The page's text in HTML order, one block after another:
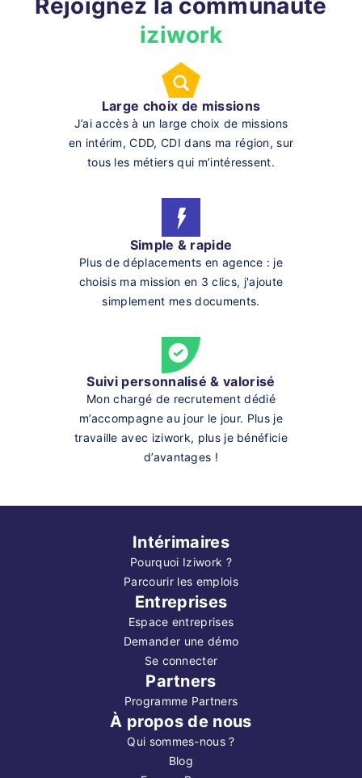
Rejoignez la communauté
iziwork
Large choix de missions
J’ai accès à un large choix de missions
en intérim, CDD, CDI dans ma région, sur
tous les métiers qui m’intéressent.
Simple & rapide
Plus de déplacements en agence : je
choisis ma mission en 3 clics, j'ajoute
simplement mes documents.
Suivi personnalisé & valorisé
Mon chargé de recrutement dédié
m’accompagne au jour le jour. Plus je
travaille avec iziwork, plus je bénéficie
d’avantages !
Intérimaires
Pourquoi Iziwork ?
Parcourir les emplois
Entreprises
Espace entreprises
Demander une démo
Se connecter
Partners
Programme Partners
À propos de nous
Qui sommes-nous ?
Blog